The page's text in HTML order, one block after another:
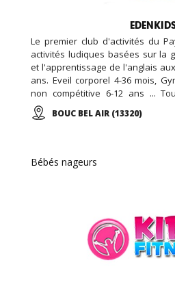
Le premier club d'activités du
activités ludiques basées sur la
et l'apprentissage de l'anglais
ans. Eveil corporel 4-36 mois,
non compétitive 6-12 ans ...
EDENKIDS !
BOUC BEL AIR (13320)
Bébés nageurs